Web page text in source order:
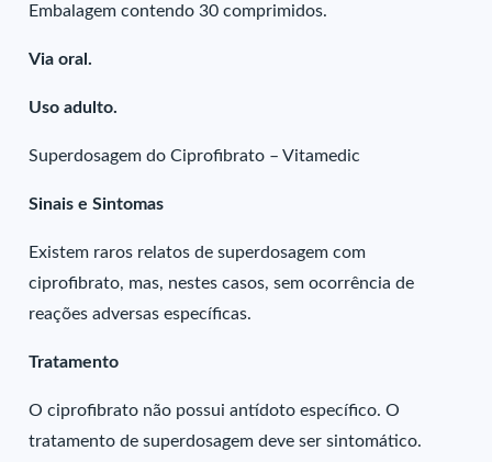
Embalagem contendo 30 comprimidos.
Via oral.
Uso adulto.
Superdosagem do Ciprofibrato – Vitamedic
Sinais e Sintomas
Existem raros relatos de superdosagem com
ciprofibrato, mas, nestes casos, sem ocorrência de
reações adversas específicas.
Tratamento
O ciprofibrato não possui antídoto específico. O
tratamento de superdosagem deve ser sintomático.